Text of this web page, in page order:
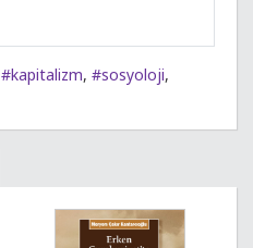
#kapitalizm, #sosyoloji,